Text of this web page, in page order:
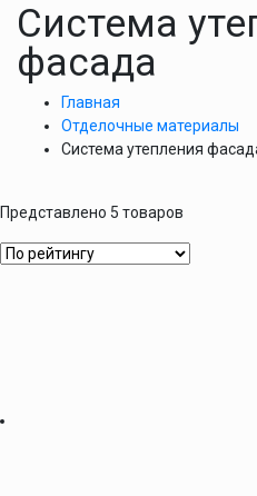
Система
фасада
Главная
Отделочные материалы
Система утепления
Представлено 5 товаров